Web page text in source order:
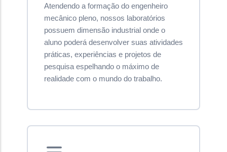
Atendendo a formação do engenheiro
mecânico pleno, nossos laboratórios
possuem dimensão industrial onde o
aluno poderá desenvolver suas atividades
práticas, experiências e projetos de
pesquisa espelhando o máximo de
realidade com o mundo do trabalho.